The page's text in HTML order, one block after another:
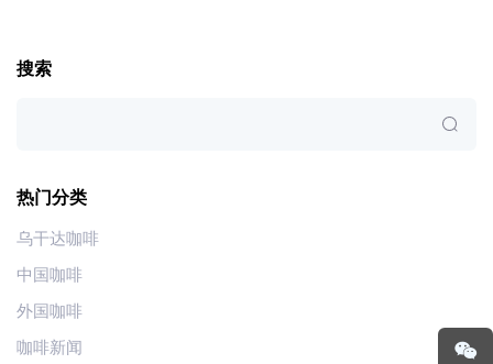
搜索
热门分类
乌干达咖啡
中国咖啡
外国咖啡
咖啡新闻